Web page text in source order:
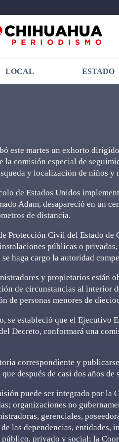
LOCAL ESTADO
este martes un exhorto
la comisión especial de
y localización de niños y
de Estados Unidos
Adam, desapareció en un
de distancia.
Protección Civil del Estado de
públicas o
haga cargo la autoridad
y propietarios están
de circunstancias al interior
de personas menores de
se estableció que el Ejecutivo
Decreto, conformará una
correspondiente y
después de casi dos años
puede ser integrado por la
organizaciones no
gerenciales,
las dependencias, entidades,
público, privado y social; la